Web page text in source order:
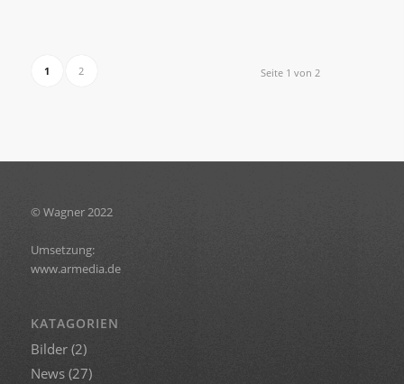
Seite 1 von 2
1 2
© Wagner 2022
Umsetzung:
www.armedia.de
KATAGORIEN
Bilder(2)
News(27)